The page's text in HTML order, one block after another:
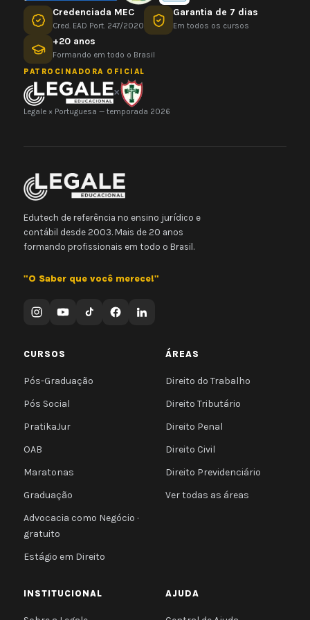
Credenciada MEC
Cred. EAD Port. 247/2020
Garantia de 7 dias
Em todos os cursos
+20 anos
Formando em todo o Brasil
PATROCINADORA OFICIAL
×
Legale × Portuguesa — temporada 2026
Edutech de referência no ensino jurídico e
contábil desde 2003. Mais de 20 anos
formando profissionais em todo o Brasil.
"O Saber que você merece!"
CURSOS
Pós-Graduação
Pós Social
PratikaJur
OAB
Maratonas
Graduação
Advocacia como Negócio ·
gratuito
Estágio em Direito
ÁREAS
Direito do Trabalho
Direito Tributário
Direito Penal
Direito Civil
Direito Previdenciário
Ver todas as áreas
INSTITUCIONAL AJUDA